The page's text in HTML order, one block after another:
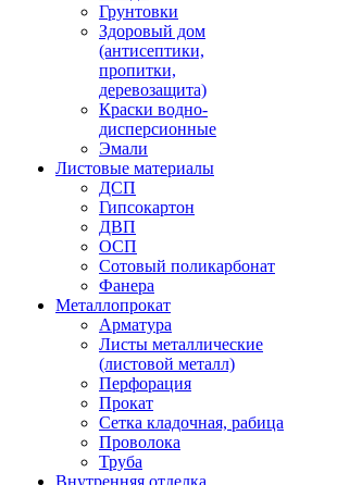
Грунтовки
Здоровый дом
(антисептики,
пропитки,
деревозащита)
Краски водно-
дисперсионные
Эмали
Листовые материалы
ДСП
Гипсокартон
ДВП
ОСП
Сотовый поликарбонат
Фанера
Металлопрокат
Арматура
Листы металлические
(листовой металл)
Перфорация
Прокат
Сетка кладочная, рабица
Проволока
Труба
Внутренняя отделка